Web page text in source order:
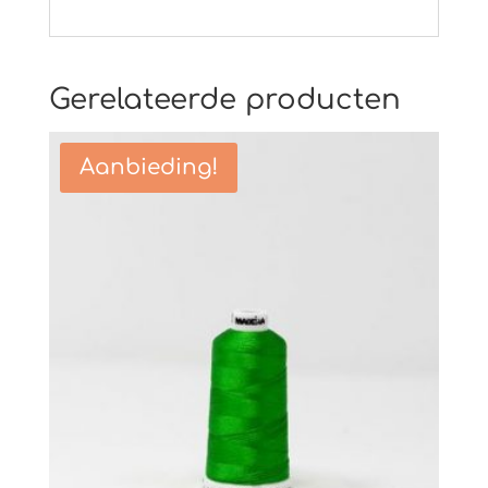
Gerelateerde producten
Aanbieding!